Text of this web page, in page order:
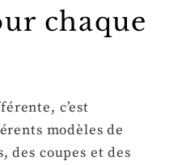
chaque
c’est
modèles de
des coupes et des